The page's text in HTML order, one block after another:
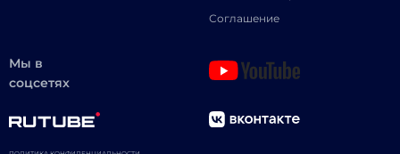
Соглашение
Мы в
соцсетях